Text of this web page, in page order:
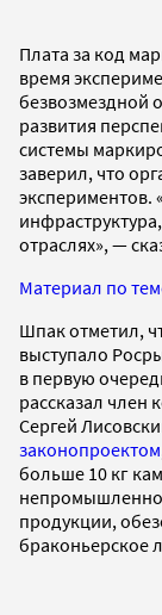
Плата за код
время
безвозмездной
развития
системы
заверил, что
экспериментов.
отраслях», —
Материал по
Шпак отметил,
выступало
в первую
рассказал член
Сергей
законопроектом
больше 10 кг
продукции,
браконьерское